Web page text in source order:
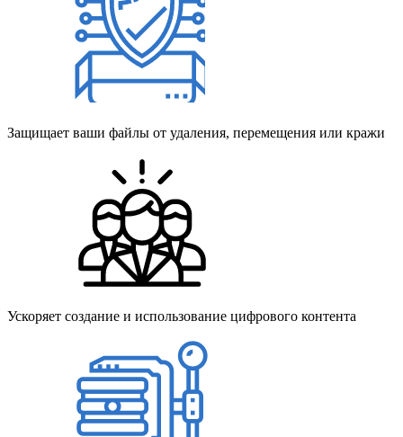
Защищает ваши файлы от удаления, перемещения или кражи
Ускоряет создание и использование цифрового контента